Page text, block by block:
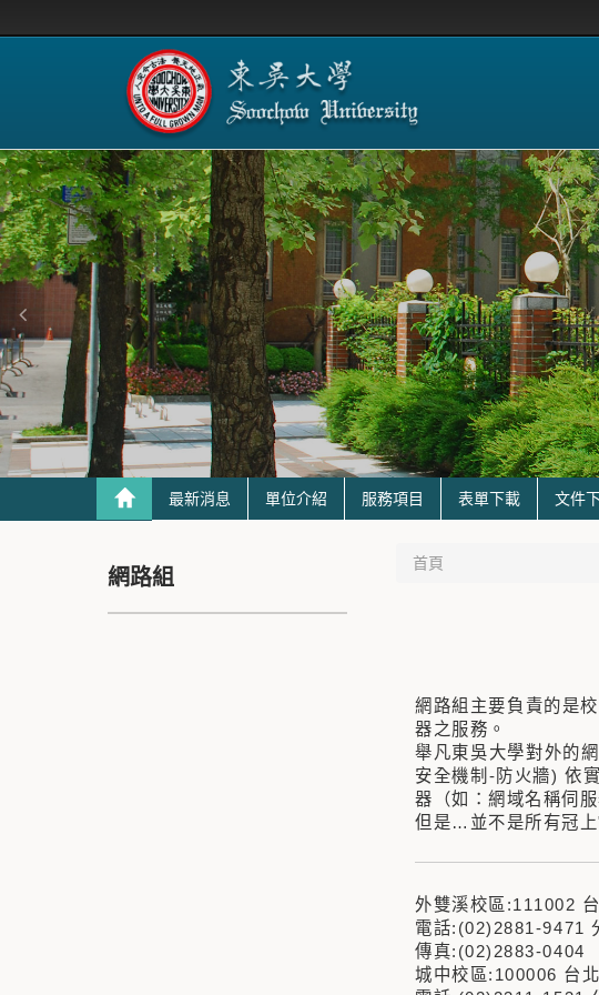
最新消息 單位介紹 服務項目 表單下載 文件
首頁
網路組主要負責的是
器之服務。
舉凡東吳大學對外的
安全機制-防火牆) 依
器（如：網域名稱伺
但是…並不是所有冠
外雙溪校區:111002
電話:(02)2881-9471
傳真:(02)2883-0404
城中校區:100006 台
網路組